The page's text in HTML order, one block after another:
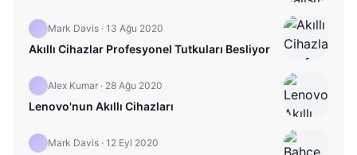
Mark Davis · 13 Ağu 2020
Akıllı Cihazlar Profesyonel Tutkuları Besliyor
Alex Kumar · 28 Ağu 2020
Lenovo'nun Akıllı Cihazları
Mark Davis · 12 Eyl 2020